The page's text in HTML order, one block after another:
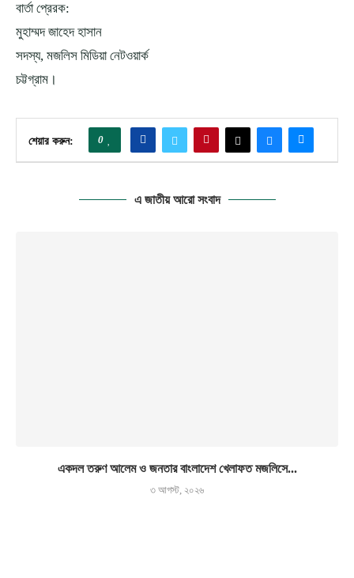
বার্তা প্রেরক:
মুহাম্মদ জাহেদ হাসান
সদস্য, মজলিস মিডিয়া নেটওয়ার্ক
চট্টগ্রাম।
শেয়ার করুন: 0
এ জাতীয় আরো সংবাদ
একদল তরুণ আলেম ও জনতার বাংলাদেশ খেলাফত মজলিসে...
৩ আগস্ট, ২০২৬